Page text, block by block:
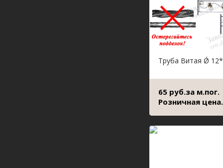
Труба Витая Ǿ
65 руб.за м.пог.
Розничная цена.